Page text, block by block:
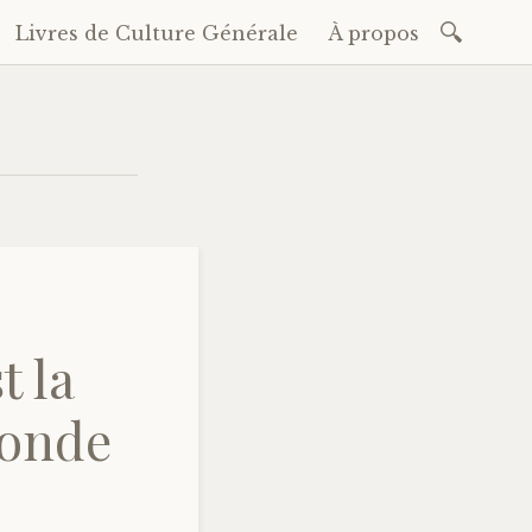
Livres de Culture Générale À propos
la